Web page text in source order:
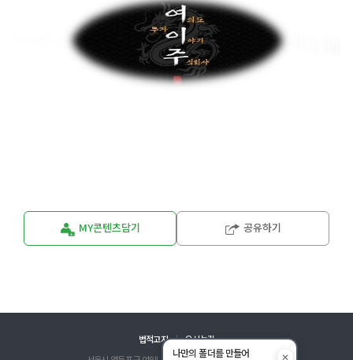
MY콘텐츠담기 공유하기
법적고지
오시는길
나만의 폴더를 만들어
✕